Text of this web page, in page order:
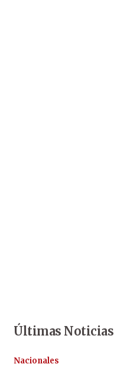
Últimas Noticias
Nacionales